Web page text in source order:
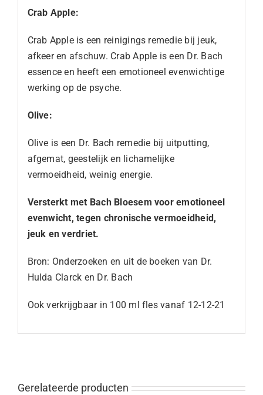
Crab Apple:
Crab Apple is een reinigings remedie bij jeuk,
afkeer en afschuw. Crab Apple is een Dr. Bach
essence en heeft een emotioneel evenwichtige
werking op de psyche.
Olive:
Olive is een Dr. Bach remedie bij uitputting,
afgemat, geestelijk en lichamelijke
vermoeidheid, weinig energie.
Versterkt met Bach Bloesem voor emotioneel
evenwicht, tegen chronische vermoeidheid,
jeuk en verdriet.
Bron: Onderzoeken en uit de boeken van Dr.
Hulda Clarck en Dr. Bach
Ook verkrijgbaar in 100 ml fles vanaf 12-12-21
Gerelateerde producten